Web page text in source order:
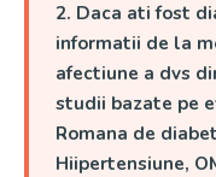
2. Daca ati fost
informatii de la
afectiune a dvs
studii bazate pe
Romana de
Hiipertensiune,